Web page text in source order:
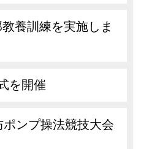
養訓練を実施しま
を開催
ンプ操法競技大会